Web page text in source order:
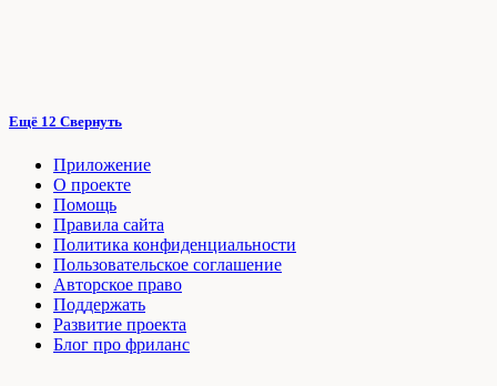
Ещё 12 Свернуть
Приложение
О проекте
Помощь
Правила сайта
Политика конфиденциальности
Пользовательское соглашение
Авторское право
Поддержать
Развитие проекта
Блог про фриланс